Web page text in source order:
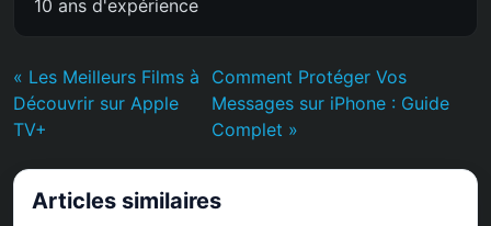
10 ans d'expérience
« Les Meilleurs Films à
Découvrir sur Apple
TV+
Comment Protéger Vos
Messages sur iPhone : Guide
Complet »
Articles similaires